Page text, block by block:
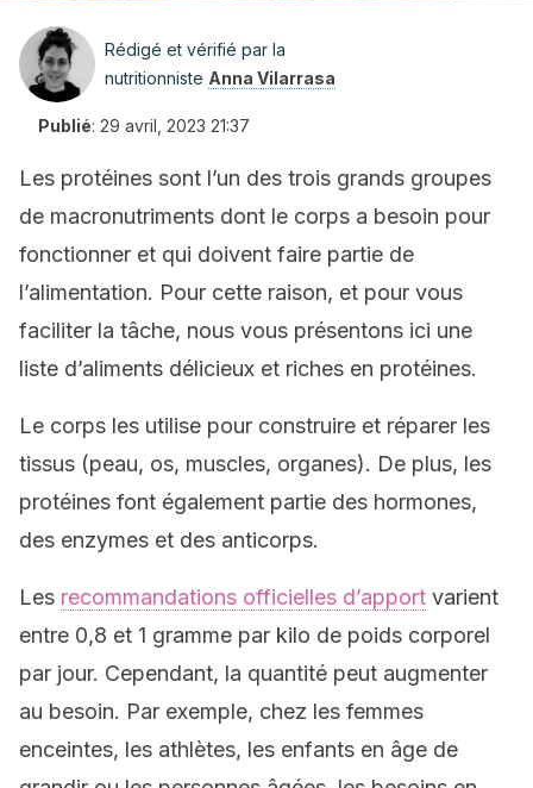
Rédigé et vérifié par la
nutritionniste Anna Vilarrasa
Publié: 29 avril, 2023 21:37
Les protéines sont l’un des trois grands groupes
de macronutriments dont le corps a besoin pour
fonctionner et qui doivent faire partie de
l’alimentation. Pour cette raison, et pour vous
faciliter la tâche, nous vous présentons ici une
liste d’aliments délicieux et riches en protéines.
Le corps les utilise pour construire et réparer les
tissus (peau, os, muscles, organes). De plus, les
protéines font également partie des hormones,
des enzymes et des anticorps.
Les recommandations officielles d’apport varient
entre 0,8 et 1 gramme par kilo de poids corporel
par jour. Cependant, la quantité peut augmenter
au besoin. Par exemple, chez les femmes
enceintes, les athlètes, les enfants en âge de